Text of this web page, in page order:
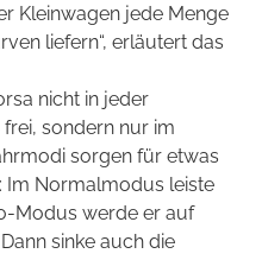
Kleinwagen jede Menge
liefern“, erläutert das
nicht in jeder
frei, sondern nur im
sorgen für etwas
Im Normalmodus leiste
Modus werde er auf
sinke auch die